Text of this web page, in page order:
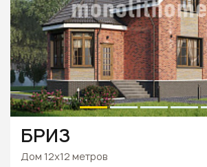
БРИЗ
Дом 12х12 метров